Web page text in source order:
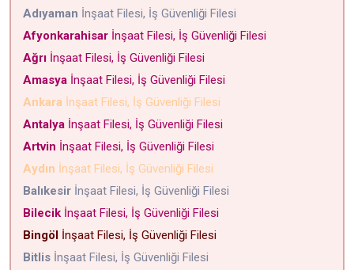
Adıyaman İnşaat Filesi, İş Güvenliği Filesi
Afyonkarahisar İnşaat Filesi, İş Güvenliği Filesi
Ağrı İnşaat Filesi, İş Güvenliği Filesi
Amasya İnşaat Filesi, İş Güvenliği Filesi
Ankara İnşaat Filesi, İş Güvenliği Filesi
Antalya İnşaat Filesi, İş Güvenliği Filesi
Artvin İnşaat Filesi, İş Güvenliği Filesi
Aydın İnşaat Filesi, İş Güvenliği Filesi
Balıkesir İnşaat Filesi, İş Güvenliği Filesi
Bilecik İnşaat Filesi, İş Güvenliği Filesi
Bingöl İnşaat Filesi, İş Güvenliği Filesi
Bitlis İnşaat Filesi, İş Güvenliği Filesi